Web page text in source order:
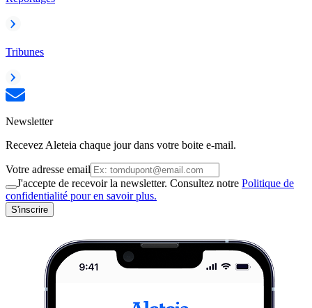
Tribunes
Newsletter
Recevez Aleteia chaque jour dans votre boite e-mail.
Votre adresse email
J'accepte de recevoir la newsletter. Consultez notre Politique de
confidentialité pour en savoir plus.
S'inscrire